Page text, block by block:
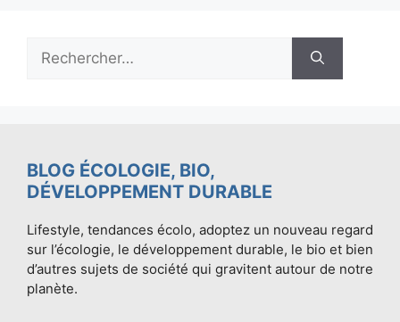
BLOG ÉCOLOGIE, BIO,
DÉVELOPPEMENT DURABLE
Lifestyle, tendances écolo, adoptez un nouveau regard
sur l’écologie, le développement durable, le bio et bien
d’autres sujets de société qui gravitent autour de notre
planète.